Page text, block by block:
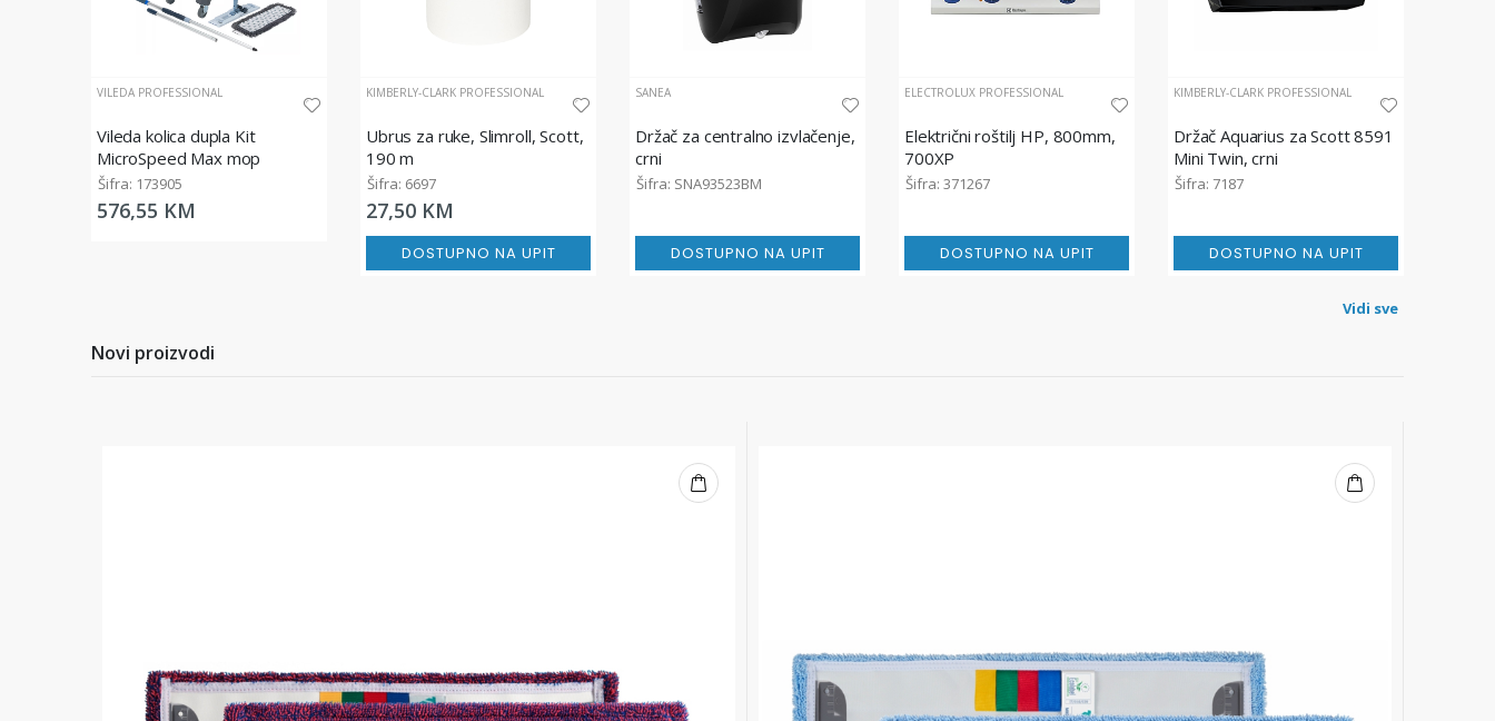
VILEDA PROFESSIONAL
Vileda kolica dupla Kit
MicroSpeed Max mop
Šifra: 173905
576,55 KM
KIMBERLY-CLARK PROFESSIONAL
Ubrus za ruke, Slimroll, Scott,
190 m
Šifra: 6697
27,50 KM
DOSTUPNO NA UPIT
SANEA
Držač za centralno izvlačenje,
crni
Šifra: SNA93523BM
DOSTUPNO NA UPIT
ELECTROLUX PROFESSIONAL
Električni roštilj HP, 800mm,
700XP
Šifra: 371267
DOSTUPNO NA UPIT
KIMBERLY-CLARK PROFESSIONAL
Držač Aquarius za Scott 8591
Mini Twin, crni
Šifra: 7187
DOSTUPNO NA UPIT
Vidi sve
Novi proizvodi